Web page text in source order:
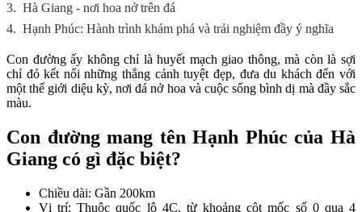
3. Hà Giang - nơi hoa nở trên đá
4. Hạnh Phúc: Hành trình khám phá và trải nghiệm đầy ý nghĩa
Con đường ấy không chỉ là huyết mạch giao thông, mà còn là sợi
chỉ đỏ kết nối những thắng cảnh tuyệt đẹp, đưa du khách đến với
một thế giới diệu kỳ, nơi đá nở hoa và cuộc sống bình dị mà đầy sắc
màu.
Con đường mang tên Hạnh Phúc của Hà
Giang có gì đặc biệt?
Chiều dài: Gần 200km
Vị trí: Thuộc quốc lộ 4C, từ khoảng cột mốc số 0 qua 4